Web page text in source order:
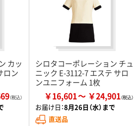
カッ
ロン
（税込）
シロタコーポレーション チュ
ニック E-3112-7 エステ サロ
ンユニフォーム 1枚
￥16,601 ￥24,901
お届け日：8月26日（水）まで
直送品